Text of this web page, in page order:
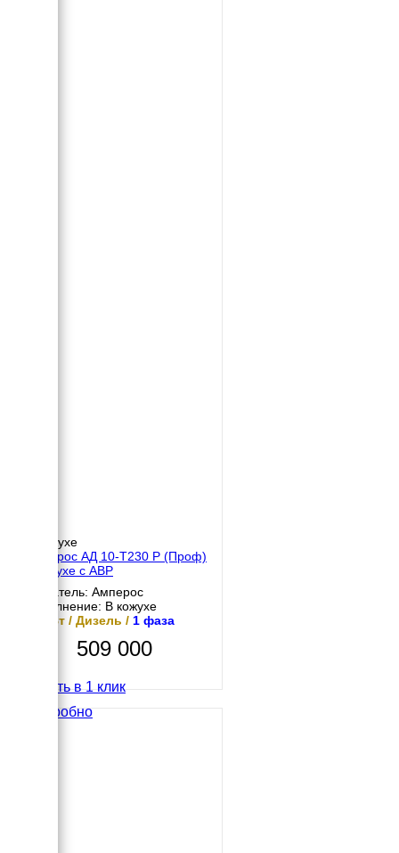
В кожухе
Амперос АД 10-Т230 P (Проф)
в кожухе с АВР
Двигатель: Амперос
Исполнение: В кожухе
10 кВт / Дизель / 1 фаза
509 000
Купить в 1 клик
Подробно